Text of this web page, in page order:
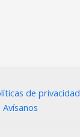
de privacidad